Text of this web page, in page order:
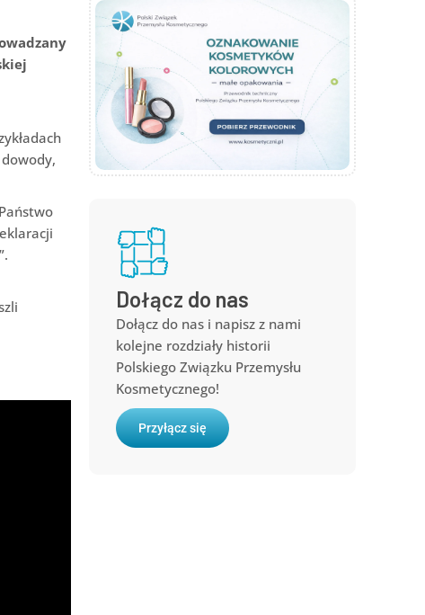
Dołącz do nas
Dołącz do nas i napisz z nami
kolejne rozdziały historii
Polskiego Związku Przemysłu
Kosmetycznego!
Przyłącz się